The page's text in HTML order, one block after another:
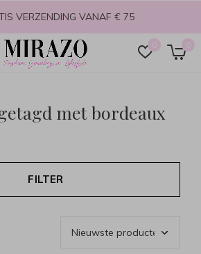
0 0
VERZENDING VANAF € 75
met bordeaux
FILTER